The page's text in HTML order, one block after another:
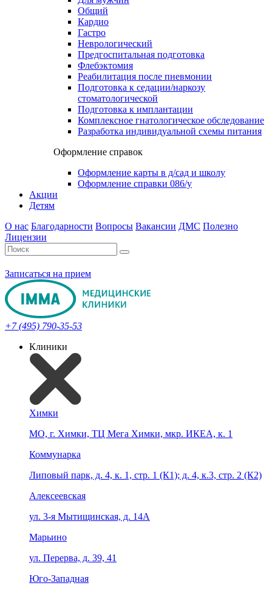
Общий
Кардио
Гастро
Неврологический
Предгоспитальная подготовка
Флебэктомия
Реабилитация после пневмонии
Подготовка к седации/наркозу
стоматологической
Подготовка к имплантации
Комплексное гнатологическое обследование
Разработка индивидуальной схемы питания
Оформление справок
Оформление карты в д/сад и школу
Оформление справки 086/у
Акции
Детям
О нас Благодарности Вопросы Вакансии ДМС Полезно
Лицензии
Записаться на прием
+7 (495) 790-35-53
Клиники
Химки
МО, г. Химки, ТЦ Мега Химки, мкр. ИКЕА, к. 1
Коммунарка
Липовый парк, д. 4, к. 1, стр. 1 (К1); д. 4, к.3, стр. 2 (К2)
Алексеевская
ул. 3-я Мытищинская, д. 14А
Марьино
ул. Перерва, д. 39, 41
Юго-Западная